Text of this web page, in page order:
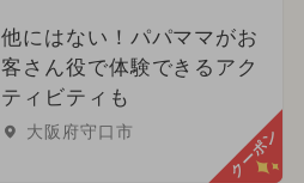
他にはない！パパママがお
客さん役で体験できるアク
ティビティも
大阪府守口市 クーポン